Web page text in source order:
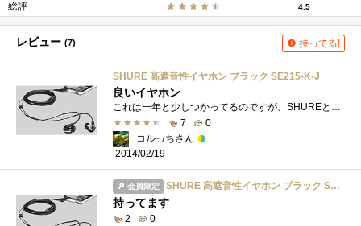
総評 4.5
レビュー (7) 持ってる!
SHURE 高遮音性イヤホン ブラック SE215-K-J
良いイヤホン
これは一年と少しつかってるのですが、SHUREというメーカーを自分が知ったとき父親がアメリカに出張にいくときに買って来てもらいました。これ...
7
0
コルっちさん
2014/02/19
会員限定 SHURE 高遮音性イヤホン ブラック SE215-K-J
持ってます
2
0